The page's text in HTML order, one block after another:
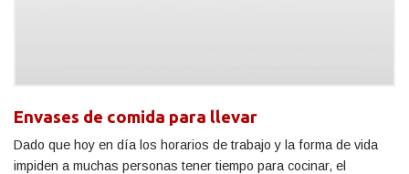
Envases de comida para llevar
Dado que hoy en día los horarios de trabajo y la forma de vida
impiden a muchas personas tener tiempo para cocinar, el